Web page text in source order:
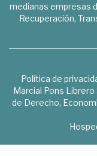
medianas empresas
Recuperación,
Política de
Marcial Pons
de Derecho,